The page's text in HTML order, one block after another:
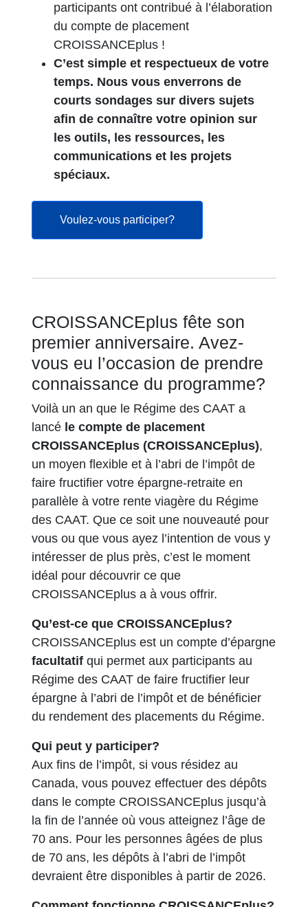
participants ont contribué à l’élaboration
du compte de placement
CROISSANCEplus !
C’est simple et respectueux de votre
temps. Nous vous enverrons de
courts sondages sur divers sujets
afin de connaître votre opinion sur
les outils, les ressources, les
communications et les projets
spéciaux.
Voulez-vous participer?s’ouvre dans un nouvel
CROISSANCEplus fête son
premier anniversaire. Avez-
vous eu l’occasion de prendre
connaissance du programme?
Voilà un an que le Régime des CAAT a
lancé le compte de placement
CROISSANCEplus (CROISSANCEplus),
un moyen flexible et à l’abri de l’impôt de
faire fructifier votre épargne-retraite en
parallèle à votre rente viagère du Régime
des CAAT. Que ce soit une nouveauté pour
vous ou que vous ayez l’intention de vous y
intéresser de plus près, c’est le moment
idéal pour découvrir ce que
CROISSANCEplus a à vous offrir.
Qu’est-ce que CROISSANCEplus?
CROISSANCEplus est un compte d’épargne
facultatif qui permet aux participants au
Régime des CAAT de faire fructifier leur
épargne à l’abri de l’impôt et de bénéficier
du rendement des placements du Régime.
Qui peut y participer?
Aux fins de l’impôt, si vous résidez au
Canada, vous pouvez effectuer des dépôts
dans le compte CROISSANCEplus jusqu’à
la fin de l’année où vous atteignez l’âge de
70 ans. Pour les personnes âgées de plus
de 70 ans, les dépôts à l’abri de l’impôt
devraient être disponibles à partir de 2026.